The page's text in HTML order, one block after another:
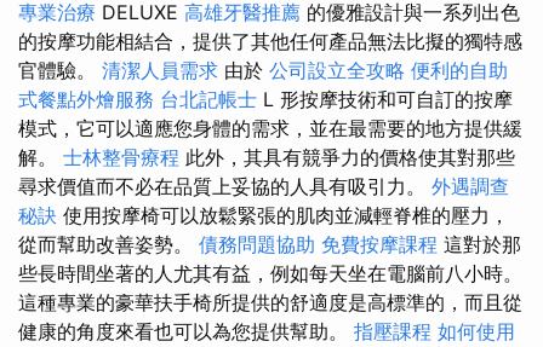
專業治療 DELUXE 高雄牙醫推薦 的優雅設計與一系列出色
的按摩功能相結合，提供了其他任何產品無法比擬的獨特感
官體驗。 清潔人員需求 由於 公司設立全攻略 便利的自助
式餐點外燴服務 台北記帳士 L 形按摩技術和可自訂的按摩
模式，它可以適應您身體的需求，並在最需要的地方提供緩
解。 士林整骨療程 此外，其具有競爭力的價格使其對那些
尋求價值而不必在品質上妥協的人具有吸引力。 外遇調查
秘訣 使用按摩椅可以放鬆緊張的肌肉並減輕脊椎的壓力，
從而幫助改善姿勢。 債務問題協助 免費按摩課程 這對於那
些長時間坐著的人尤其有益，例如每天坐在電腦前八小時。
這種專業的豪華扶手椅所提供的舒適度是高標準的，而且從
健康的角度來看也可以為您提供幫助。 指壓課程 如何使用